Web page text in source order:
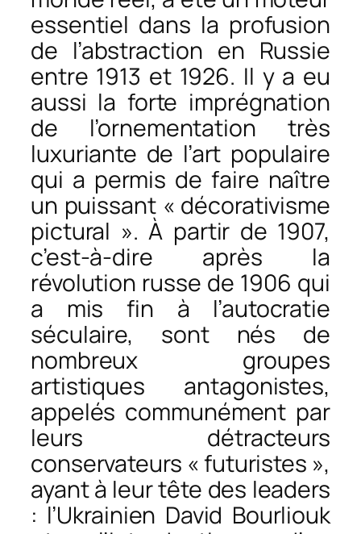
essentiel dans la profusion
de l’abstraction en Russie
entre 1913 et 1926. Il y a eu
aussi la forte imprégnation
de l’ornementation très
luxuriante de l’art populaire
qui a permis de faire naître
un puissant « décorativisme
pictural ». À partir de 1907,
c’est-à-dire après la
révolution russe de 1906 qui
a mis fin à l’autocratie
séculaire, sont nés de
nombreux groupes
artistiques antagonistes,
appelés communément par
leurs détracteurs
conservateurs « futuristes »,
ayant à leur tête des leaders
: l’Ukrainien David Bourliouk